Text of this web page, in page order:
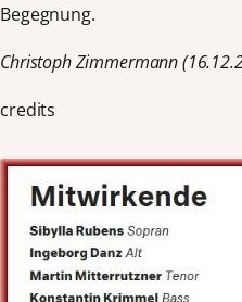
Begegnung.
Christoph Zimmermann
credits